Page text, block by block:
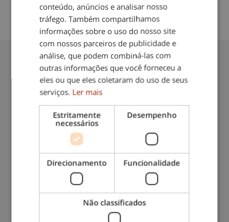
Contacte-nos: 217 571 560
(chamada para rede fixa nacional)
conteúdo, anúncios e analisar nosso
tráfego. Também compartilhamos
informações sobre o uso do nosso site
com nossos parceiros de publicidade e
análise, que podem combiná-las com
outras informações que você forneceu a
eles ou que eles coletaram do uso de seus
serviços. Ler mais
Estritamente
necessários
Desempenho
Direcionamento Funcionalidade
Não classificados